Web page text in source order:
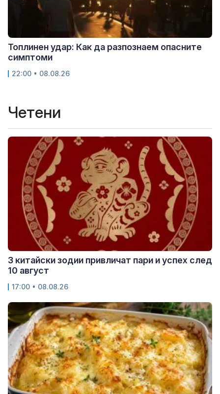
Топлинен удар: Как да разпознаем опасните
симптоми
22:00 • 08.08.26
Четени
3 китайски зодии привличат пари и успех след
10 август
17:00 • 08.08.26